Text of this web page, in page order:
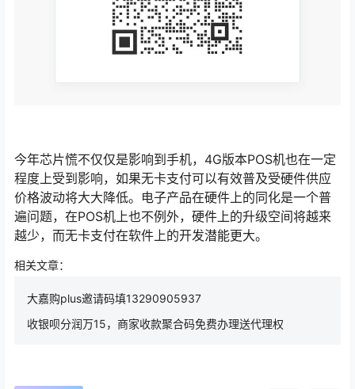
今年芯片慌不仅仅是影响到手机，4G版本POS机也在一定
程度上受到影响，如果无卡支付可以有效普及受硬件供应
价格波动将大大降低。电子产品在硬件上的同化是一个普
遍问题，在POS机上也不例外，硬件上的升级空间将越来
越少，而无卡支付在软件上的开发潜能更大。
相关文章：
大嘉购plus邀请码填13290905937
收银呗分润万15，商家收款聚合码免费办理送代理权